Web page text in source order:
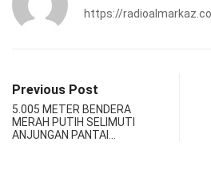
https://
Previous Post
5.005 METER BENDERA
MERAH PUTIH SELIMUTI
ANJUNGAN PANTAI…